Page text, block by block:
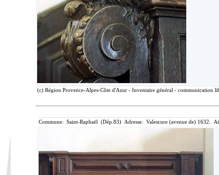
(c) Région Provence-Alpes-Côte d'Azur - Inventaire général - communication
Commune: Saint-Raphaël (Dép.83) Adresse: Valescure (avenue de) 1632.